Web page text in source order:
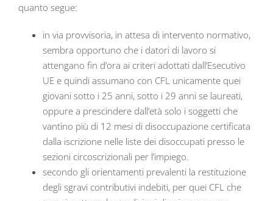
quanto segue:
in via provvisoria, in attesa di intervento normativo,
sembra opportuno che i datori di lavoro si
attengano fin d’ora ai criteri adottati dall’Esecutivo
UE e quindi assumano con CFL unicamente quei
giovani sotto i 25 anni, sotto i 29 anni se laureati,
oppure a prescindere dall’età solo i soggetti che
vantino più di 12 mesi di disoccupazione certificata
dalla iscrizione nelle liste dei disoccupati presso le
sezioni circoscrizionali per l’impiego.
secondo gli orientamenti prevalenti la restituzione
degli sgravi contributivi indebiti, per quei CFL che